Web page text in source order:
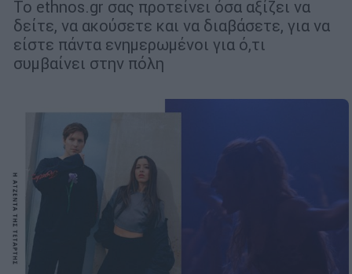
Το ethnos.gr σας προτείνει όσα αξίζει να
δείτε, να ακούσετε και να διαβάσετε, για να
είστε πάντα ενημερωμένοι για ό,τι
συμβαίνει στην πόλη